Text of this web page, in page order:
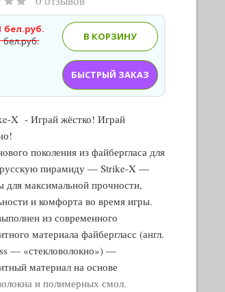
бел.руб.
бел.руб.
В КОРЗИНУ
БЫСТРЫЙ ЗАКАЗ
X - Играй жёстко! Играй
поколения из файбергласа для
пирамиду — Strike-X —
для максимальной прочности,
и комфорта во время игры.
из современного
материала файбергласс (англ.
— «стекловолокно») —
материал на основе
и полимерных смол.